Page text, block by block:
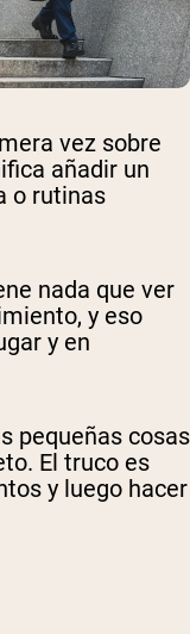
vez sobre
añadir un
o rutinas
nada que ver
y eso
y en
pequeñas cosas
El truco es
y luego hacer